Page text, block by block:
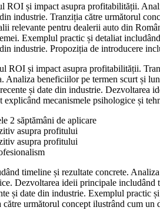
ROI și impact asupra profitabilității.
industrie. Tranziția către următorul
relevante pentru dealerii auto din
Exemplul practic și detaliat
industrie. Propoziția de introducere
ROI și impact asupra profitabilității.
Analiza beneficiilor pe termen scurt și
și date din industrie.
mecanismele psihologice și
2 săptămâni de aplicare
asupra profitului
asupra profitului
timeline și rezultate concrete.
Dezvoltarea ideii principale
și date din industrie. Exemplul practic
către următorul concept ilustrând cum